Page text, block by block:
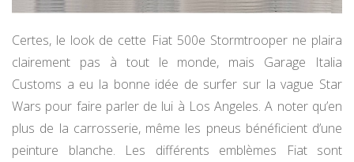
Certes, le look de cette Fiat 500e Stormtrooper ne plaira
clairement pas à tout le monde, mais Garage Italia
Customs a eu la bonne idée de surfer sur la vague Star
Wars pour faire parler de lui à Los Angeles. A noter qu’en
plus de la carrosserie, même les pneus bénéficient d’une
peinture blanche. Les différents emblèmes Fiat sont